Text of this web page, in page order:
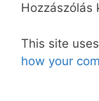
Hozzászólás
This site
how your